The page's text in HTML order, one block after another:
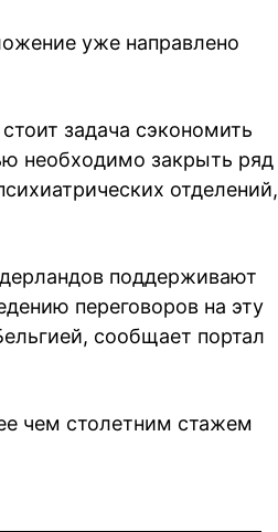
уже направлено
задача сэкономить
необходимо закрыть ряд
отделений,
поддерживают
переговоров на эту
сообщает портал
чем столетним стажем